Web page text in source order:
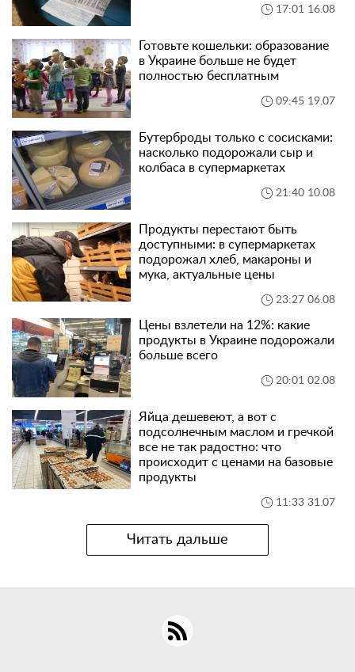
17:01 16.08
Готовьте кошельки: образование
в Украине больше не будет
полностью бесплатным
09:45 19.07
Бутерброды только с сосисками:
насколько подорожали сыр и
колбаса в супермаркетах
21:40 10.08
Продукты перестают быть
доступными: в супермаркетах
подорожал хлеб, макароны и
мука, актуальные цены
23:27 06.08
Цены взлетели на 12%: какие
продукты в Украине подорожали
больше всего
20:01 02.08
Яйца дешевеют, а вот с
подсолнечным маслом и гречкой
все не так радостно: что
происходит с ценами на базовые
продукты
11:33 31.07
Читать дальше